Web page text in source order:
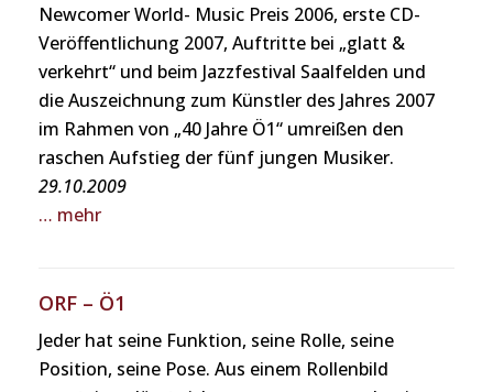
Newcomer World- Music Preis 2006, erste CD-
Veröffentlichung 2007, Auftritte bei „glatt &
verkehrt“ und beim Jazzfestival Saalfelden und
die Auszeichnung zum Künstler des Jahres 2007
im Rahmen von „40 Jahre Ö1“ umreißen den
raschen Aufstieg der fünf jungen Musiker.
29.10.2009
… mehr
ORF – Ö1
Jeder hat seine Funktion, seine Rolle, seine
Position, seine Pose. Aus einem Rollenbild